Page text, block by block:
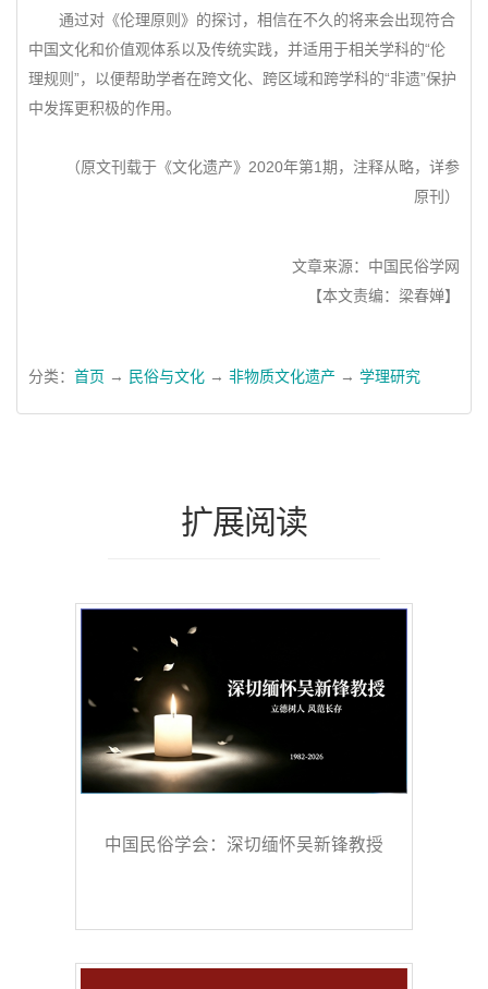
通过对《伦理原则》的探讨，相信在不久的将来会出现符合
中国文化和价值观体系以及传统实践，并适用于相关学科的“伦
理规则”，以便帮助学者在跨文化、跨区域和跨学科的“非遗”保护
中发挥更积极的作用。
（原文刊载于《文化遗产》2020年第1期，注释从略，详参
原刊）
文章来源：中国民俗学网
【本文责编：梁春婵】
分类： 首页 → 民俗与文化 → 非物质文化遗产 → 学理研究
扩展阅读
中国民俗学会：深切缅怀吴新锋教授